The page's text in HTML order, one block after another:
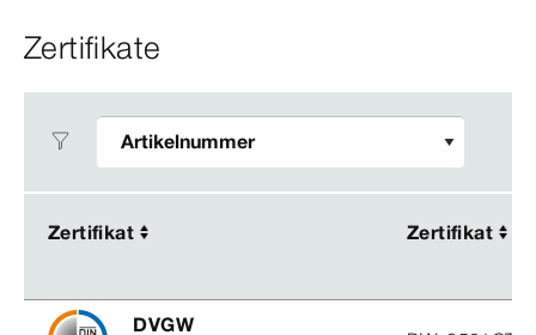
Zertifikate
Zertifikat Zertifikat
Zertifikat Zertifikat
DVGW